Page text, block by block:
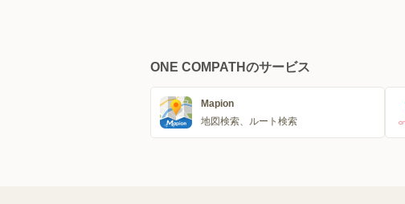
ONE COMPATHのサービス
Mapion
地図検索、ルート検索